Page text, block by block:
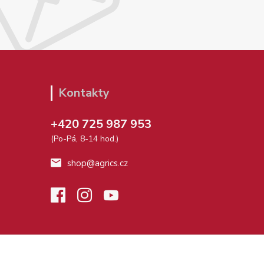
Kontakty
+420 725 987 953
(Po-Pá, 8-14 hod.)
shop@agrics.cz